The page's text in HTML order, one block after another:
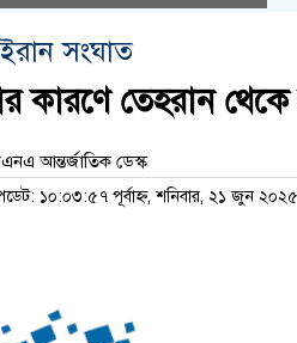
সংঘাত
কারণে তেহরান
আন্তর্জাতিক ডেস্ক
১০:০৩:৫৭ পূর্বাহ্ন, শনিবার, ২১ জুন ২০২৫